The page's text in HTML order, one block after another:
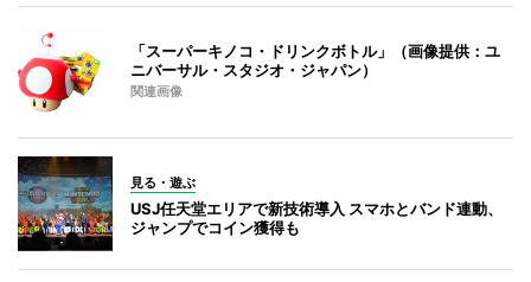
「スーパーキノコ・ドリンクボトル」（画像提供：ユ
ニバーサル・スタジオ・ジャパン）
関連画像
見る・遊ぶ
USJ任天堂エリアで新技術導入 スマホとバンド連動、
ジャンプでコイン獲得も